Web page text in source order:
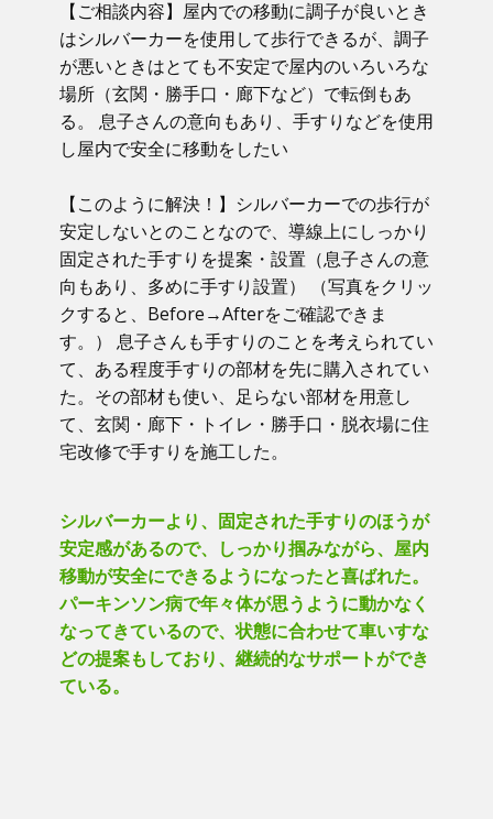
【ご相談内容】​屋内での移動に調子が良いとき
はシルバーカーを使用して歩行できるが、調子
が悪いときはとても不安定で屋内のいろいろな
場所（玄関・勝手口・廊下など）で転倒もあ
る。 息子さんの意向もあり、手すりなどを使用
し屋内で安全に移動をしたい
【このように解決！】​シルバーカーでの歩行が
安定しないとのことなので、導線上にしっかり
固定された手すりを提案・設置（息子さんの意
向もあり、多めに手すり設置） （写真をクリッ
クすると、Before→Afterをご確認できま
す。） ​息子さんも手すりのことを考えられてい
て、ある程度手すりの部材を先に購入されてい
た。その部材も使い、足らない部材を用意し
て、玄関・廊下・トイレ・勝手口・脱衣場に住
宅改修で手すりを施工した。
シルバーカーより、固定された手すりのほうが
安定感があるので、しっかり掴みながら、屋内
移動が安全にできるようになったと喜ばれた。
パーキンソン病で年々体が思うように動かなく
なってきているので、状態に合わせて車いすな
どの提案もしており、継続的なサポートができ
ている。